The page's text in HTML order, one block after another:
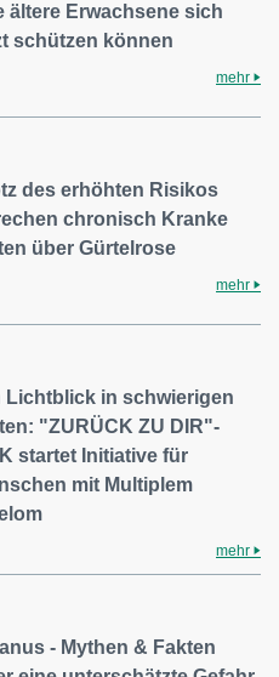
ältere Erwachsene sich
schützen können
mehr
des erhöhten Risikos
chronisch Kranke
über Gürtelrose
mehr
Lichtblick in schwierigen
"ZURÜCK ZU DIR"-
startet Initiative für
mit Multiplem
mehr
- Mythen & Fakten